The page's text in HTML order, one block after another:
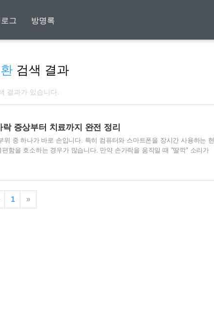
그 방명록
검색 결과
결과가 있습니다.
증상부터 치료까지 완전 정리
위 중 하나가 바로 손입니다. 특히 컴퓨터와 스마트폰을 장시간 사용하는 현
함을 호소하는 경우가 많습니다. 만약 손가락을 움직일 때 "딸깍" 소리가
다면, 방아쇠 손가락이라는 질환일 가능성을 의심할 수 있습니다. 이번 글
락은 손가락 힘줄을 감싸고 있는 활차라는 구조물이 좁아지거나 힘줄이 두
아래를 지나가는 과정에서 걸리게 되는데, 이때 힘줄이 활차를 통과하면서
니다. 이러한 모습이 마..
1 »